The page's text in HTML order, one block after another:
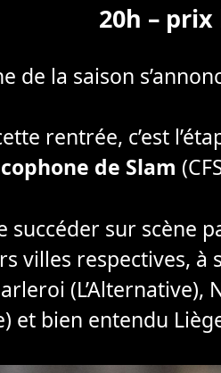
20h –
de la saison
rentrée, c’est
de Slam
succéder sur scène
villes respectives, à
et bien entendu